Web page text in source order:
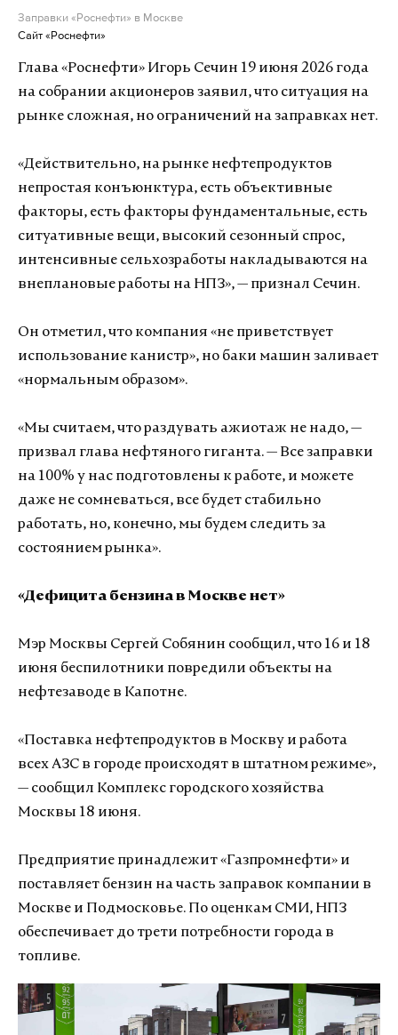
Заправки «Роснефти» в Москве
Сайт «Роснефти»
Глава «Роснефти» Игорь Сечин 19 июня 2026 года
на собрании акционеров заявил, что ситуация на
рынке сложная, но ограничений на заправках нет.
«Действительно, на рынке нефтепродуктов
непростая конъюнктура, есть объективные
факторы, есть факторы фундаментальные, есть
ситуативные вещи, высокий сезонный спрос,
интенсивные сельхозработы накладываются на
внеплановые работы на НПЗ», — признал Сечин.
Он отметил, что компания «не приветствует
использование канистр», но баки машин заливает
«нормальным образом».
«Мы считаем, что раздувать ажиотаж не надо, —
призвал глава нефтяного гиганта. — Все заправки
на 100% у нас подготовлены к работе, и можете
даже не сомневаться, все будет стабильно
работать, но, конечно, мы будем следить за
состоянием рынка».
«Дефицита бензина в Москве нет»
Мэр Москвы Сергей Собянин сообщил, что 16 и 18
июня беспилотники повредили объекты на
нефтезаводе в Капотне.
«Поставка нефтепродуктов в Москву и работа
всех АЗС в городе происходят в штатном режиме»,
— сообщил Комплекс городского хозяйства
Москвы 18 июня.
Предприятие принадлежит «Газпромнефти» и
поставляет бензин на часть заправок компании в
Москве и Подмосковье. По оценкам СМИ, НПЗ
обеспечивает до трети потребности города в
топливе.